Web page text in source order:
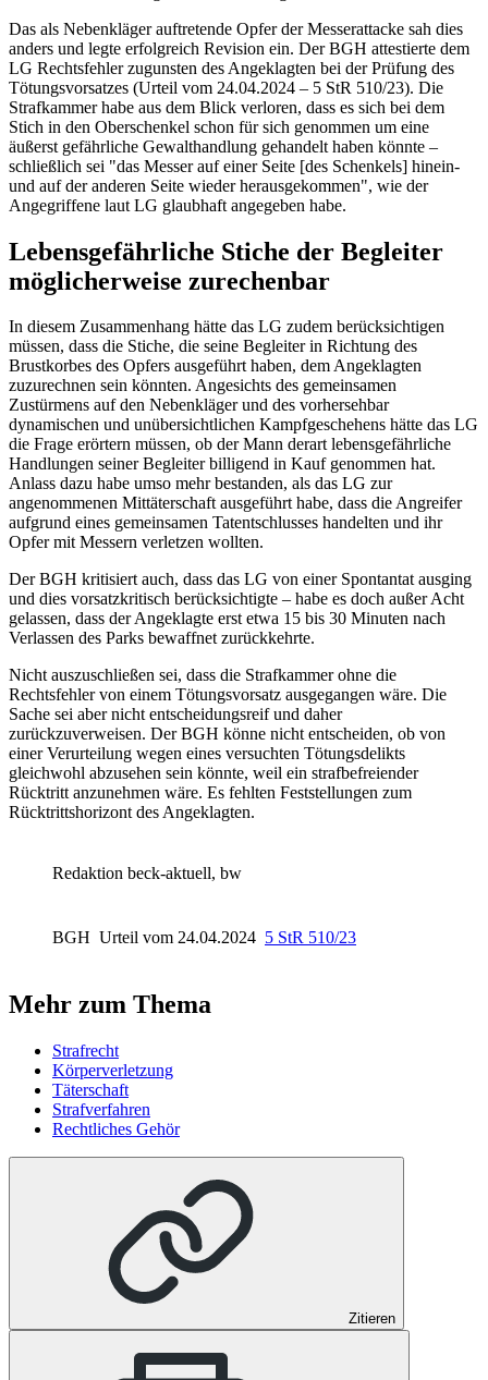
Das als Nebenkläger auftretende Opfer der Messerattacke sah dies
anders und legte erfolgreich Revision ein. Der BGH attestierte dem
LG Rechtsfehler zugunsten des Angeklagten bei der Prüfung des
Tötungsvorsatzes (Urteil vom 24.04.2024 – 5 StR 510/23). Die
Strafkammer habe aus dem Blick verloren, dass es sich bei dem
Stich in den Oberschenkel schon für sich genommen um eine
äußerst gefährliche Gewalthandlung gehandelt haben könnte –
schließlich sei "das Messer auf einer Seite [des Schenkels] hinein-
und auf der anderen Seite wieder herausgekommen", wie der
Angegriffene laut LG glaubhaft angegeben habe.
Lebensgefährliche Stiche der Begleiter
möglicherweise zurechenbar
In diesem Zusammenhang hätte das LG zudem berücksichtigen
müssen, dass die Stiche, die seine Begleiter in Richtung des
Brustkorbes des Opfers ausgeführt haben, dem Angeklagten
zuzurechnen sein könnten. Angesichts des gemeinsamen
Zustürmens auf den Nebenkläger und des vorhersehbar
dynamischen und unübersichtlichen Kampfgeschehens hätte das LG
die Frage erörtern müssen, ob der Mann derart lebensgefährliche
Handlungen seiner Begleiter billigend in Kauf genommen hat.
Anlass dazu habe umso mehr bestanden, als das LG zur
angenommenen Mittäterschaft ausgeführt habe, dass die Angreifer
aufgrund eines gemeinsamen Tatentschlusses handelten und ihr
Opfer mit Messern verletzen wollten.
Der BGH kritisiert auch, dass das LG von einer Spontantat ausging
und dies vorsatzkritisch berücksichtigte – habe es doch außer Acht
gelassen, dass der Angeklagte erst etwa 15 bis 30 Minuten nach
Verlassen des Parks bewaffnet zurückkehrte.
Nicht auszuschließen sei, dass die Strafkammer ohne die
Rechtsfehler von einem Tötungsvorsatz ausgegangen wäre. Die
Sache sei aber nicht entscheidungsreif und daher
zurückzuverweisen. Der BGH könne nicht entscheiden, ob von
einer Verurteilung wegen eines versuchten Tötungsdelikts
gleichwohl abzusehen sein könnte, weil ein strafbefreiender
Rücktritt anzunehmen wäre. Es fehlten Feststellungen zum
Rücktrittshorizont des Angeklagten.
Redaktion beck-aktuell, bw
BGH Urteil vom 24.04.2024 5 StR 510/23
Mehr zum Thema
Strafrecht
Körperverletzung
Täterschaft
Strafverfahren
Rechtliches Gehör
Zitieren